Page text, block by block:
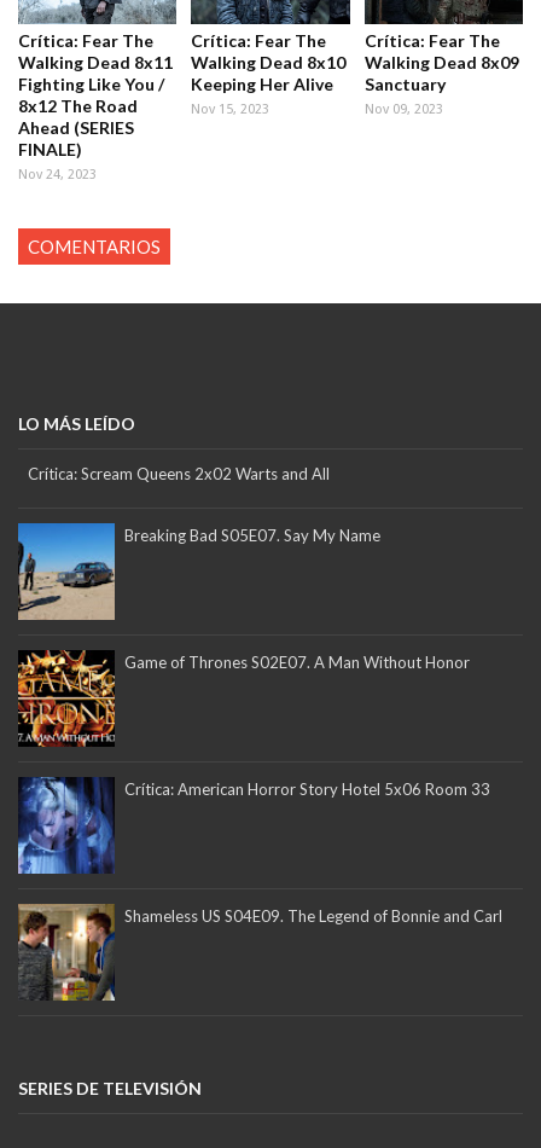
Crítica: Fear The
Walking Dead 8x11
Fighting Like You /
8x12 The Road
Ahead (SERIES
FINALE)
Nov 24, 2023
Crítica: Fear The
Walking Dead 8x10
Keeping Her Alive
Nov 15, 2023
Crítica: Fear The
Walking Dead 8x09
Sanctuary
Nov 09, 2023
COMENTARIOS
LO MÁS LEÍDO
Crítica: Scream Queens 2x02 Warts and All
Breaking Bad S05E07. Say My Name
Game of Thrones S02E07. A Man Without Honor
Crítica: American Horror Story Hotel 5x06 Room 33
Shameless US S04E09. The Legend of Bonnie and Carl
SERIES DE TELEVISIÓN